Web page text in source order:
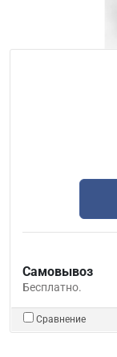
Самовывоз
Бесплатно.
Сравнение